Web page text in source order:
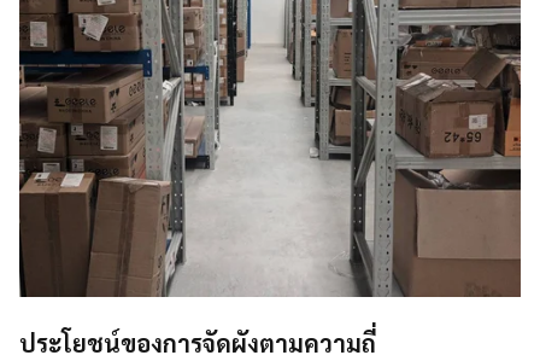
ประโยชน์ของการจัดผังตามความถี่